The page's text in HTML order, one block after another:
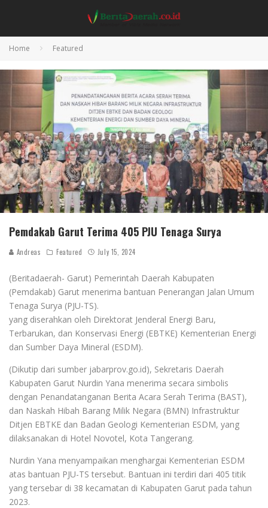
Home Featured
Pemdakab Garut Terima 405 PJU Tenaga Surya
Andreas Featured July 15, 2024
(Beritadaerah- Garut) Pemerintah Daerah Kabupaten
(Pemdakab) Garut menerima bantuan Penerangan Jalan Umum
Tenaga Surya (PJU-TS).
yang diserahkan oleh Direktorat Jenderal Energi Baru,
Terbarukan, dan Konservasi Energi (EBTKE) Kementerian Energi
dan Sumber Daya Mineral (ESDM).
(Dikutip dari sumber jabarprov.go.id), Sekretaris Daerah
Kabupaten Garut Nurdin Yana menerima secara simbolis
dengan Penandatanganan Berita Acara Serah Terima (BAST),
dan Naskah Hibah Barang Milik Negara (BMN) Infrastruktur
Ditjen EBTKE dan Badan Geologi Kementerian ESDM, yang
dilaksanakan di Hotel Novotel, Kota Tangerang.
Nurdin Yana menyampaikan menghargai Kementerian ESDM
atas bantuan PJU-TS tersebut. Bantuan ini terdiri dari 405 titik
yang tersebar di 38 kecamatan di Kabupaten Garut pada tahun
2023.